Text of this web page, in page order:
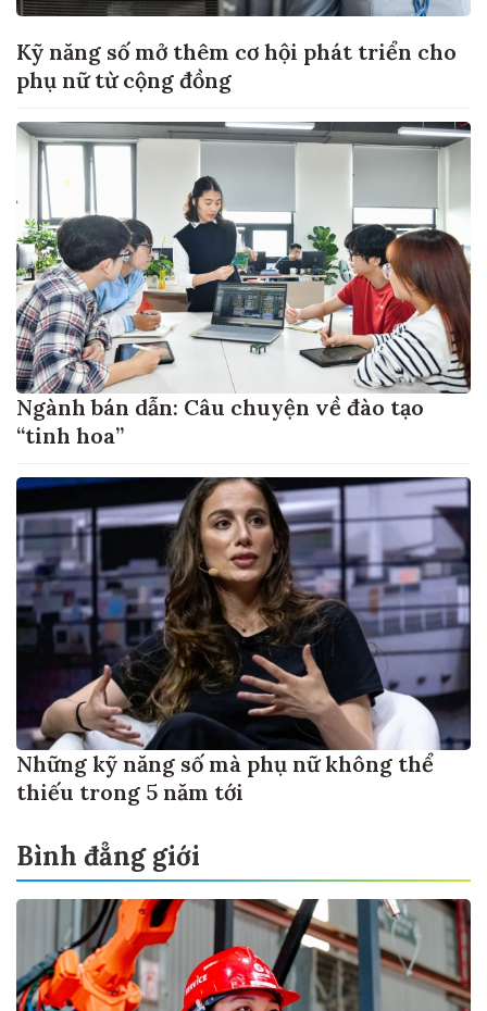
Kỹ năng số mở thêm cơ hội phát triển cho
phụ nữ từ cộng đồng
Ngành bán dẫn: Câu chuyện về đào tạo
“tinh hoa”
Những kỹ năng số mà phụ nữ không thể
thiếu trong 5 năm tới
Bình đẳng giới